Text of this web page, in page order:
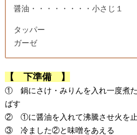
醤油・・・・・・・・小さじ１
タッパー
ガーゼ
【 下準備 】
① 鍋にさけ・みりんを入れ一度煮
ばす
② ①に醤油を入れて沸騰させ火を
③ 冷ました②と味噌をあえる